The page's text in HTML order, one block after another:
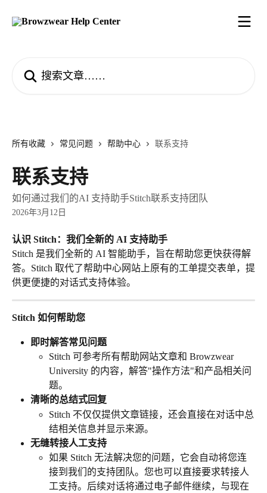
所有收藏 常见问题 帮助中心 联系支持
联系支持
如何通过我们的AI 支持助手Stitch联系支持团队
2026年3月12日
认识 Stitch：我们全新的 AI 支持助手
Stitch 是我们全新的 AI 智能助手，旨在帮助您更快获得解
答。Stitch 取代了帮助中心网站上原有的工单提交表单，提
供更便捷的对话式支持体验。
Stitch 如何帮助您
即时解答常见问题
Stitch 可参考所有帮助网站文章和 Browzwear
University 的内容，解答"操作方法"和产品相关问
题。
清晰的总结式回复
Stitch 不仅仅提供文章链接，还会直接在对话中总
结相关信息并显示来源。
无缝转接人工支持
如果 Stitch 无法解决您的问题，它会自动将您连
接到我们的支持团队。您也可以直接要求转接人
工支持。后续对话将通过电子邮件继续，与现在